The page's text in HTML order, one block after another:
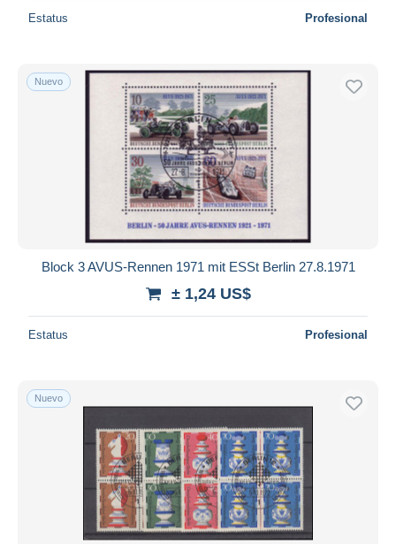
Estatus Profesional
Nuevo
Block 3 AVUS-Rennen 1971 mit ESSt Berlin 27.8.1971
± 1,24 US$
Estatus Profesional
Nuevo